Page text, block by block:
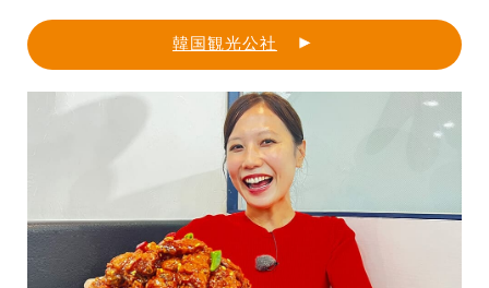
韓国観光公社